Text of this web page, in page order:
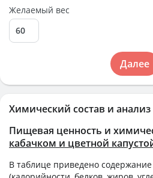
Химический состав и
Пищевая ценность и
кабачком и цветной
В таблице приведено
Желаемый вес
Далее